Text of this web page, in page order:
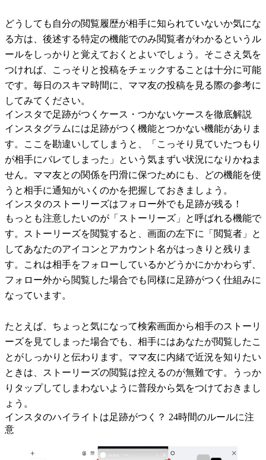
どうしても自分の閲覧履歴が相手に知られていないか気にな
る方は、後述する特定の機能でのみ閲覧者がわかるというル
ールをしっかりと覚えておくとよいでしょう。そこさえ気を
つければ、こっそりと投稿をチェックすることは十分に可能
です。毎日のスキマ時間に、ママ友の投稿を見る際の参考に
してみてください。
インスタで足跡がつくケース・つかないケースを徹底解説
インスタグラムには足跡がつく機能とつかない機能がありま
す。ここを勘違いしてしまうと、「こっそり見ていたつもり
が相手にバレてしまった」という気まずい状況になりかねま
せん。ママ友との関係を円滑に保つためにも、どの機能を使
うと相手に通知がいくのかを把握しておきましょう。
インスタのストーリーズはフォロー外でも足跡が残る！
もっとも注意したいのが「ストーリーズ」と呼ばれる機能で
す。ストーリーズを閲覧すると、画面の左下に「閲覧者」と
してあなたのアイコンとアカウント名がはっきりと残りま
す。これは相手をフォローしているかどうかにかかわらず、
フォロー外から閲覧した場合でも同様に足跡がつく仕組みに
なっています。
たとえば、ちょっと気になって検索画面から相手のストーリ
ーズを見てしまった場合でも、相手にはあなたが閲覧したこ
とがしっかりと伝わります。ママ友に内緒で近況を知りたい
ときは、ストーリーズの閲覧は控えるのが無難です。うっか
りタップしてしまわないように普段から気をつけておきまし
ょう。
インスタのハイライトは足跡がつく？ 24時間のルールに注
意